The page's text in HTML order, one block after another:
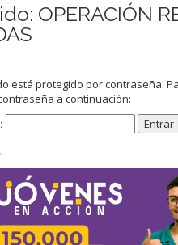
OPERACIÓN
está protegido por contraseña.
a continuación: